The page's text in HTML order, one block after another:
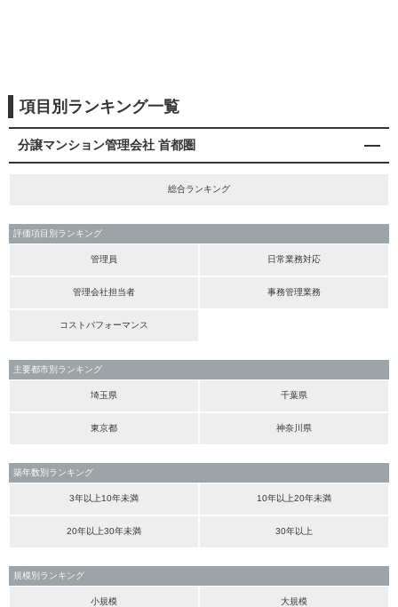
項目別ランキング一覧
分譲マンション管理会社 首都圏
総合ランキング
評価項目別ランキング
管理員 日常業務対応
管理会社担当者 事務管理業務
コストパフォーマンス
主要都市別ランキング
埼玉県 千葉県
東京都 神奈川県
築年数別ランキング
3年以上10年未満 10年以上20年未満
20年以上30年未満 30年以上
規模別ランキング
小規模 大規模